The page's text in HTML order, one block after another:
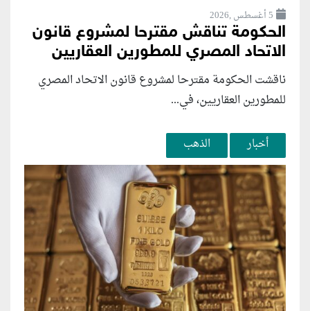
5 أغسطس ,2026
الحكومة تناقش مقترحا لمشروع قانون
الاتحاد المصري للمطورين العقاريين
ناقشت الحكومة مقترحا لمشروع قانون الاتحاد المصري
للمطورين العقاريين، في...
أخبار الذهب